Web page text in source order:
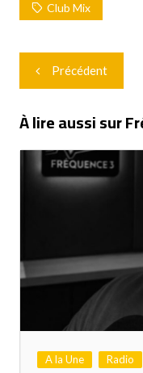
Club Mix
Navigation
de
l’article
Précédent
À lire aussi sur
A la Une Radio